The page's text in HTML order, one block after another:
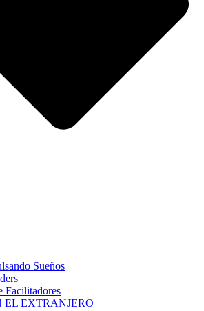
Sueños
Facilitadores
EL EXTRANJERO